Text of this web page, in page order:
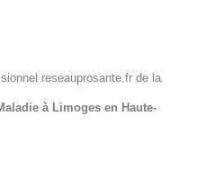
reseauprosante.fr de la
à Limoges en Haute-